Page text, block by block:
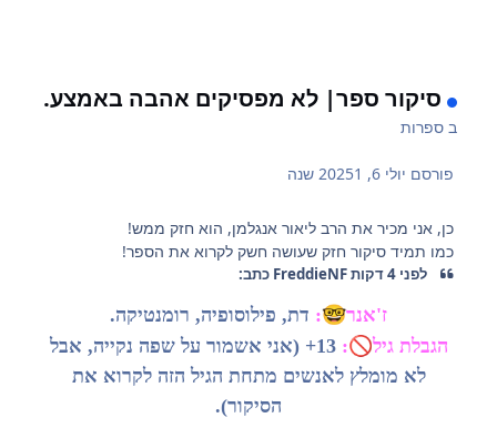
סיקור ספר| לא מפסיקים אהבה באמצע.
בספרות
פורסם יולי 6, 2025 1 שנה
כן, אני מכיר את הרב ליאור אנגלמן, הוא חזק ממש!
כמו תמיד סיקור חזק שעושה חשק לקרוא את הספר!
לפני 4 דקות FreddieNF כתב:
ז'אנר🤓
: דת, פילוסופיה, רומנטיקה.
הגבלת גיל🚫
:
13+ (אני אשמור על שפה נקייה, אבל
לא מומלץ לאנשים מתחת הגיל הזה לקרוא את
הסיקור).